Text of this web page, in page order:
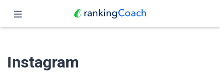
Funktionen
Instagram